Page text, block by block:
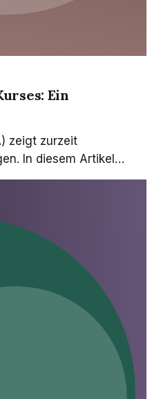
Ein
zeigt zurzeit
In diesem Artikel
Bewegungen steckt